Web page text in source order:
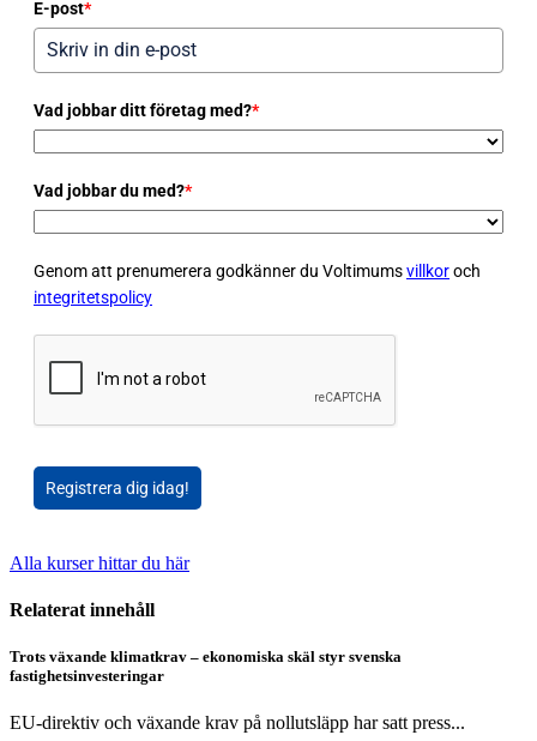
E-post*
Vad jobbar ditt företag med?*
Vad jobbar du med?*
Genom att prenumerera godkänner du Voltimumsvillkoroch
integritetspolicy
Registrera dig idag!
Alla kurser hittar du här
Relaterat innehåll
Trots växande klimatkrav – ekonomiska skäl styr svenska
fastighetsinvesteringar
EU-direktiv och växande krav på nollutsläpp har satt press...